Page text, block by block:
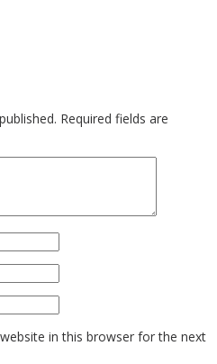
Required fields are
in this browser for the next